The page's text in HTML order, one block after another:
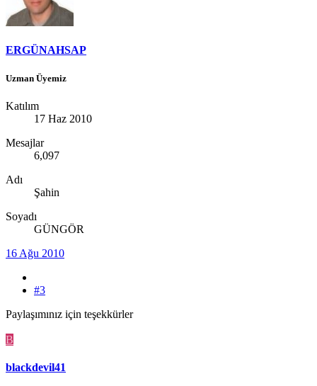
ERGÜNAHSAP
Uzman Üyemiz
Katılım
17 Haz 2010
Mesajlar
6,097
Adı
Şahin
Soyadı
GÜNGÖR
16 Ağu 2010
#3
Paylaşımınız için teşekkürler
B
blackdevil41